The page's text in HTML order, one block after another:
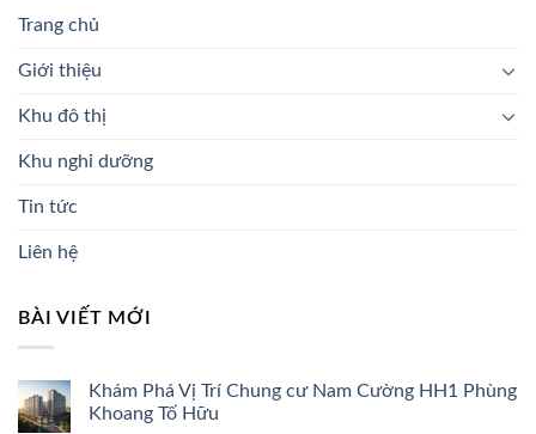
Trang chủ
Giới thiệu
Khu đô thị
Khu nghỉ dưỡng
Tin tức
Liên hệ
BÀI VIẾT MỚI
Khám Phá Vị Trí Chung cư Nam Cường HH1 Phùng
Khoang Tố Hữu